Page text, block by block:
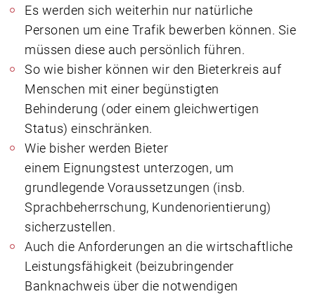
Es werden sich weiterhin nur natürliche
Personen um eine Trafik bewerben können. Sie
müssen diese auch persönlich führen.
So wie bisher können wir den Bieterkreis auf
Menschen mit einer begünstigten
Behinderung (oder einem gleichwertigen
Status) einschränken.
Wie bisher werden Bieter
einem Eignungstest unterzogen, um
grundlegende Voraussetzungen (insb.
Sprachbeherrschung, Kundenorientierung)
sicherzustellen.
Auch die Anforderungen an die wirtschaftliche
Leistungsfähigkeit (beizubringender
Banknachweis über die notwendigen